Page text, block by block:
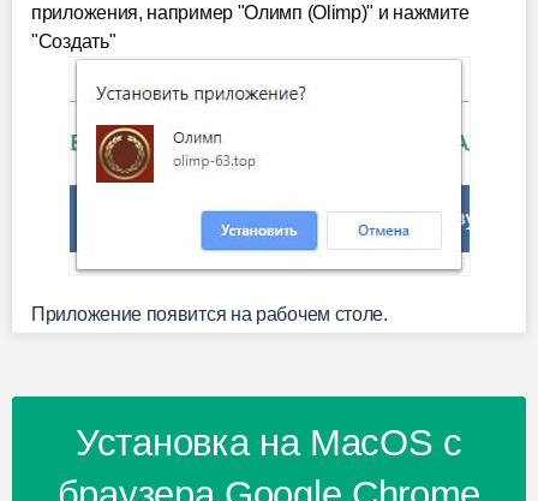
приложения, например "Олимп (Olimp)" и нажмите
"Создать"
Приложение появится на рабочем столе.
Установка на MacOS с